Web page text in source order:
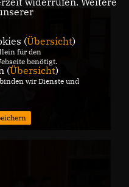
(Übersicht)
für den
benötigt.
(Übersicht)
wir Dienste und